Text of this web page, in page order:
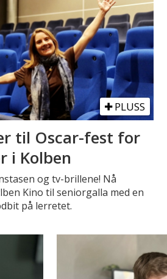
PLUSS
til Oscar-fest for
i Kolben
og tv-brillene! Nå
Kino til seniorgalla med en
på lerretet.